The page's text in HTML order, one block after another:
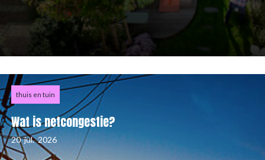
Wat is netcongestie?
20 jul. 2026
thuis en tuin